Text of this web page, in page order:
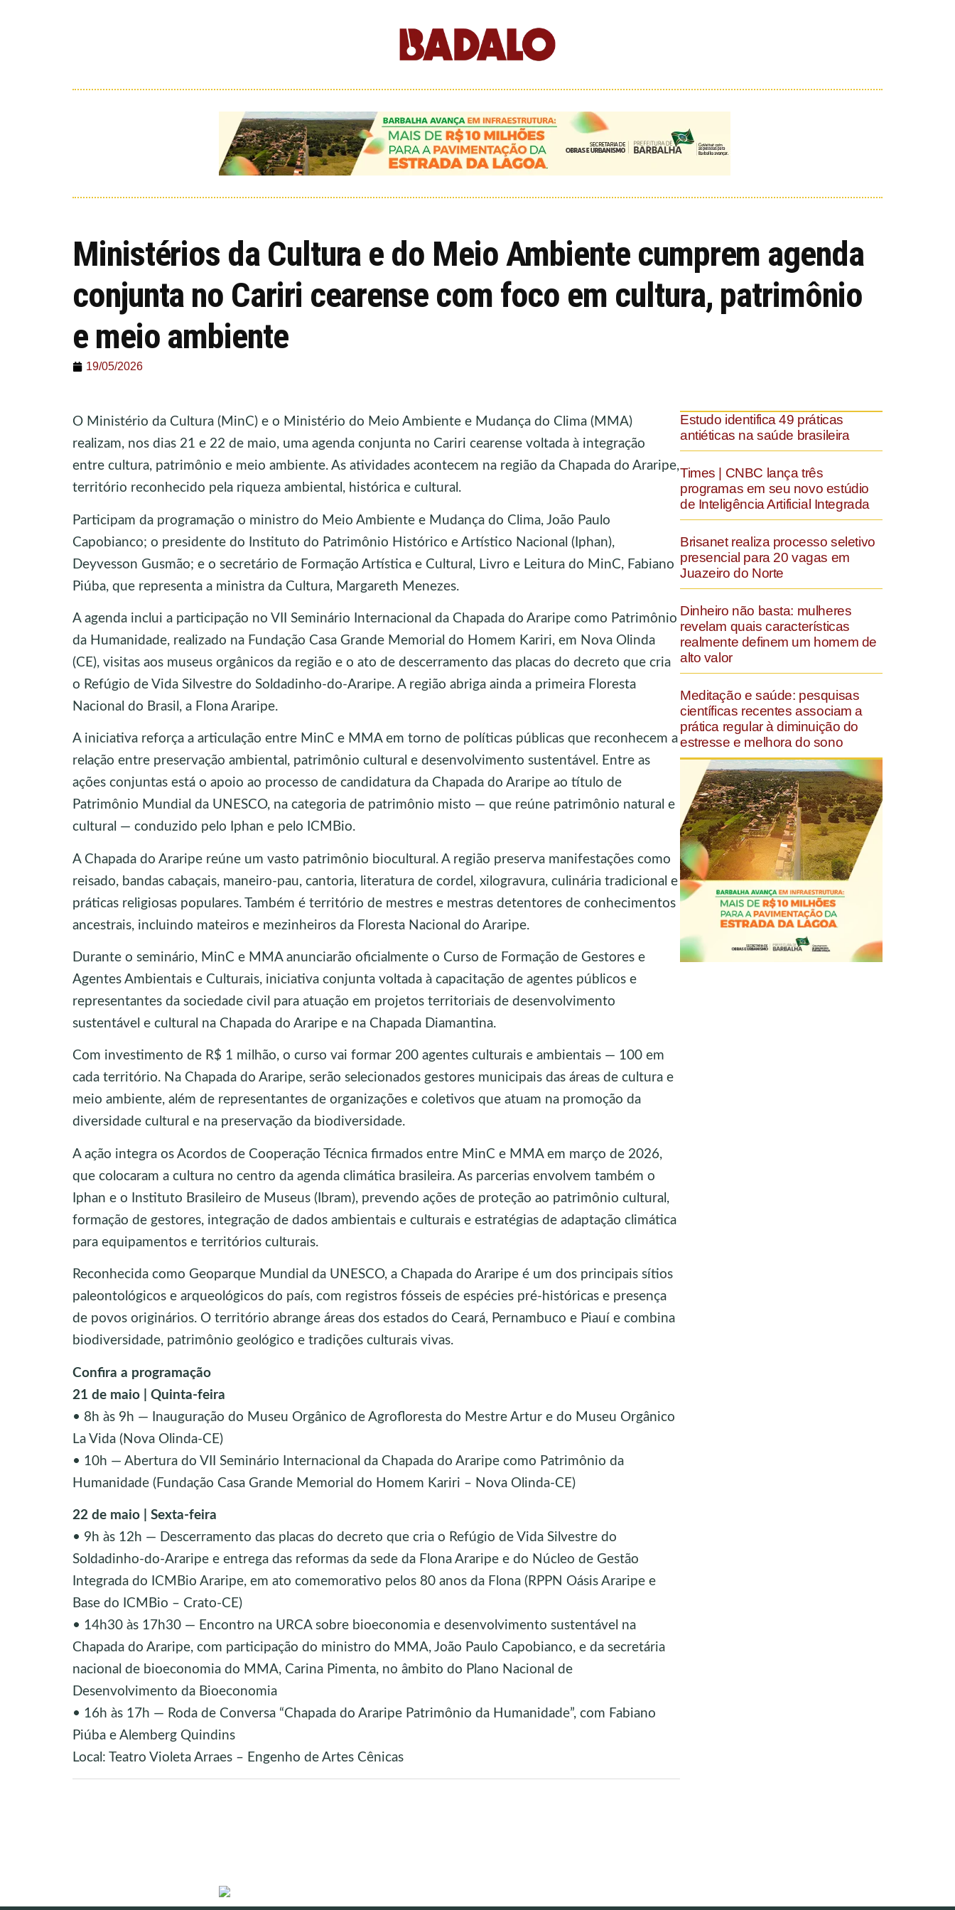
Ministérios da Cultura e do Meio Ambiente cumprem agenda
conjunta no Cariri cearense com foco em cultura, patrimônio
e meio ambiente
19/05/2026
O Ministério da Cultura (MinC) e o Ministério do Meio Ambiente e Mudança do Clima (MMA)
realizam, nos dias 21 e 22 de maio, uma agenda conjunta no Cariri cearense voltada à integração
entre cultura, patrimônio e meio ambiente. As atividades acontecem na região da Chapada do Araripe,
território reconhecido pela riqueza ambiental, histórica e cultural.
Participam da programação o ministro do Meio Ambiente e Mudança do Clima, João Paulo
Capobianco; o presidente do Instituto do Patrimônio Histórico e Artístico Nacional (Iphan),
Deyvesson Gusmão; e o secretário de Formação Artística e Cultural, Livro e Leitura do MinC, Fabiano
Piúba, que representa a ministra da Cultura, Margareth Menezes.
A agenda inclui a participação no VII Seminário Internacional da Chapada do Araripe como Patrimônio
da Humanidade, realizado na Fundação Casa Grande Memorial do Homem Kariri, em Nova Olinda
(CE), visitas aos museus orgânicos da região e o ato de descerramento das placas do decreto que cria
o Refúgio de Vida Silvestre do Soldadinho-do-Araripe. A região abriga ainda a primeira Floresta
Nacional do Brasil, a Flona Araripe.
A iniciativa reforça a articulação entre MinC e MMA em torno de políticas públicas que reconhecem a
relação entre preservação ambiental, patrimônio cultural e desenvolvimento sustentável. Entre as
ações conjuntas está o apoio ao processo de candidatura da Chapada do Araripe ao título de
Patrimônio Mundial da UNESCO, na categoria de patrimônio misto — que reúne patrimônio natural e
cultural — conduzido pelo Iphan e pelo ICMBio.
A Chapada do Araripe reúne um vasto patrimônio biocultural. A região preserva manifestações como
reisado, bandas cabaçais, maneiro-pau, cantoria, literatura de cordel, xilogravura, culinária tradicional e
práticas religiosas populares. Também é território de mestres e mestras detentores de conhecimentos
ancestrais, incluindo mateiros e mezinheiros da Floresta Nacional do Araripe.
Durante o seminário, MinC e MMA anunciarão oficialmente o Curso de Formação de Gestores e
Agentes Ambientais e Culturais, iniciativa conjunta voltada à capacitação de agentes públicos e
representantes da sociedade civil para atuação em projetos territoriais de desenvolvimento
sustentável e cultural na Chapada do Araripe e na Chapada Diamantina.
Com investimento de R$ 1 milhão, o curso vai formar 200 agentes culturais e ambientais — 100 em
cada território. Na Chapada do Araripe, serão selecionados gestores municipais das áreas de cultura e
meio ambiente, além de representantes de organizações e coletivos que atuam na promoção da
diversidade cultural e na preservação da biodiversidade.
A ação integra os Acordos de Cooperação Técnica firmados entre MinC e MMA em março de 2026,
que colocaram a cultura no centro da agenda climática brasileira. As parcerias envolvem também o
Iphan e o Instituto Brasileiro de Museus (Ibram), prevendo ações de proteção ao patrimônio cultural,
formação de gestores, integração de dados ambientais e culturais e estratégias de adaptação climática
para equipamentos e territórios culturais.
Reconhecida como Geoparque Mundial da UNESCO, a Chapada do Araripe é um dos principais sítios
paleontológicos e arqueológicos do país, com registros fósseis de espécies pré-históricas e presença
de povos originários. O território abrange áreas dos estados do Ceará, Pernambuco e Piauí e combina
biodiversidade, patrimônio geológico e tradições culturais vivas.
Confira a programação
21 de maio | Quinta-feira
• 8h às 9h — Inauguração do Museu Orgânico de Agrofloresta do Mestre Artur e do Museu Orgânico
La Vida (Nova Olinda-CE)
• 10h — Abertura do VII Seminário Internacional da Chapada do Araripe como Patrimônio da
Humanidade (Fundação Casa Grande Memorial do Homem Kariri – Nova Olinda-CE)
22 de maio | Sexta-feira
• 9h às 12h — Descerramento das placas do decreto que cria o Refúgio de Vida Silvestre do
Soldadinho-do-Araripe e entrega das reformas da sede da Flona Araripe e do Núcleo de Gestão
Integrada do ICMBio Araripe, em ato comemorativo pelos 80 anos da Flona (RPPN Oásis Araripe e
Base do ICMBio – Crato-CE)
• 14h30 às 17h30 — Encontro na URCA sobre bioeconomia e desenvolvimento sustentável na
Chapada do Araripe, com participação do ministro do MMA, João Paulo Capobianco, e da secretária
nacional de bioeconomia do MMA, Carina Pimenta, no âmbito do Plano Nacional de
Desenvolvimento da Bioeconomia
• 16h às 17h — Roda de Conversa “Chapada do Araripe Patrimônio da Humanidade”, com Fabiano
Piúba e Alemberg Quindins
Local: Teatro Violeta Arraes – Engenho de Artes Cênicas
Estudo identifica 49 práticas
antiéticas na saúde brasileira
Times | CNBC lança três
programas em seu novo estúdio
de Inteligência Artificial Integrada
Brisanet realiza processo seletivo
presencial para 20 vagas em
Juazeiro do Norte
Dinheiro não basta: mulheres
revelam quais características
realmente definem um homem de
alto valor
Meditação e saúde: pesquisas
científicas recentes associam a
prática regular à diminuição do
estresse e melhora do sono